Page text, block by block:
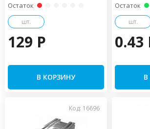
Остаток
шт.
129 P
В КОРЗИНУ
Остаток
шт.
0.43
Код: 16696